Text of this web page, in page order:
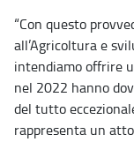
“Con questo
all’Agricoltura e
intendiamo offrire
nel 2022 hanno
del tutto
rappresenta un